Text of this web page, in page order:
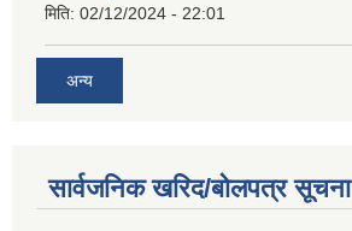
मिति: 02/12/2024 - 22:01
अन्य
सार्वजनिक खरिद/बोलपत्र सूचना